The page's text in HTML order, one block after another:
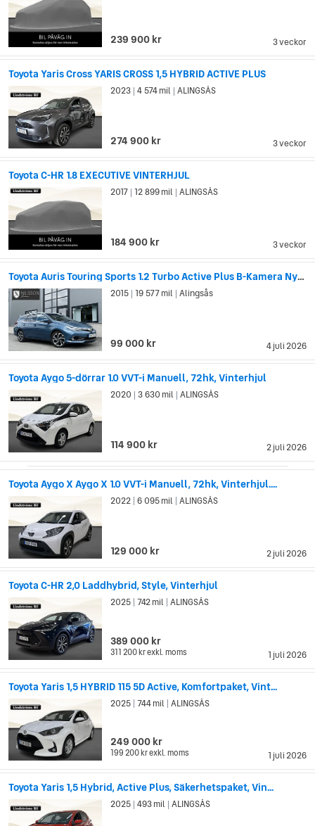
3 veckor
239 900 kr
Toyota Yaris Cross YARIS CROSS 1,5 HYBRID ACTIVE PLUS
3 veckor
2023 4 574 mil ALINGSÅS
274 900 kr
Toyota C-HR 1.8 EXECUTIVE VINTERHJUL
3 veckor
2017 12 899 mil ALINGSÅS
184 900 kr
Toyota Auris Touring Sports 1.2 Turbo Active Plus B-Kamera Nyservad
4 juli 2026
2015 19 577 mil Alingsås
99 000 kr
Toyota Aygo 5-dörrar 1.0 VVT-i Manuell, 72hk, Vinterhjul
2 juli 2026
2020 3 630 mil ALINGSÅS
114 900 kr
Toyota Aygo X Aygo X 1.0 VVT-i Manuell, 72hk, Vinterhjul....
2 juli 2026
2022 6 095 mil ALINGSÅS
129 000 kr
Toyota C-HR 2,0 Laddhybrid, Style, Vinterhjul
1 juli 2026
2025 742 mil ALINGSÅS
389 000 kr
311 200 krexkl. moms
Toyota Yaris 1,5 HYBRID 115 5D Active, Komfortpaket, Vint...
1 juli 2026
2025 744 mil ALINGSÅS
249 000 kr
199 200 krexkl. moms
Toyota Yaris 1,5 Hybrid, Active Plus, Säkerhetspaket, Vin...
2025 493 mil ALINGSÅS